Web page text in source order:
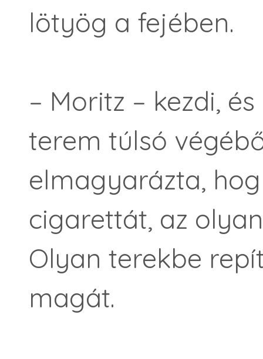
lötyög a fejében.
– Moritz – kezdi,
terem túlsó
elmagyarázta,
cigarettát, az
Olyan terekbe
magát.